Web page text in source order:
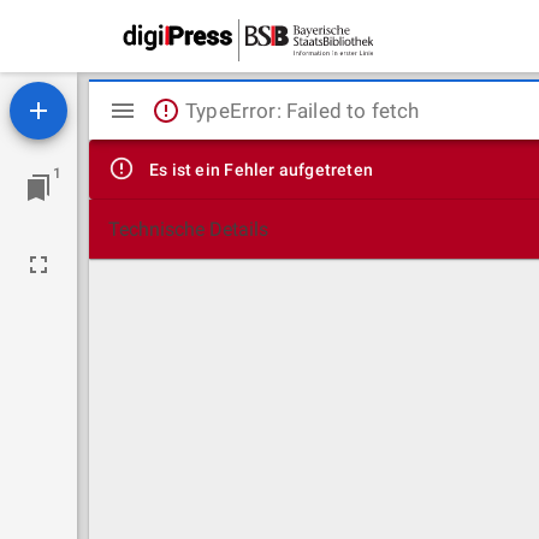
1
Mirador
Viewer
TypeError: Failed to fetch
Es ist ein Fehler aufgetreten
Technische Details